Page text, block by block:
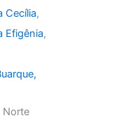
Cecília,
Efigênia,
Norte